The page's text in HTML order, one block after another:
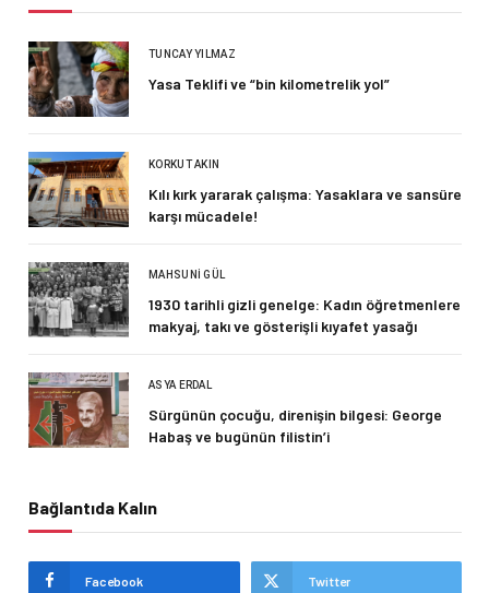
TUNCAY YILMAZ
Yasa Teklifi ve “bin kilometrelik yol”
KORKUT AKIN
Kılı kırk yararak çalışma: Yasaklara ve sansüre
karşı mücadele!
MAHSUNI GÜL
1930 tarihli gizli genelge: Kadın öğretmenlere
makyaj, takı ve gösterişli kıyafet yasağı
ASYA ERDAL
Sürgünün çocuğu, direnişin bilgesi: George
Habaş ve bugünün filistin’i
Bağlantıda Kalın
Facebook Twitter